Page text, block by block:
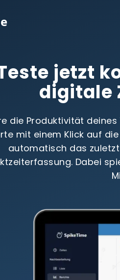
jetzt
digitale
die Produktivität
mit einem Klick auf
automatisch das
Dabei